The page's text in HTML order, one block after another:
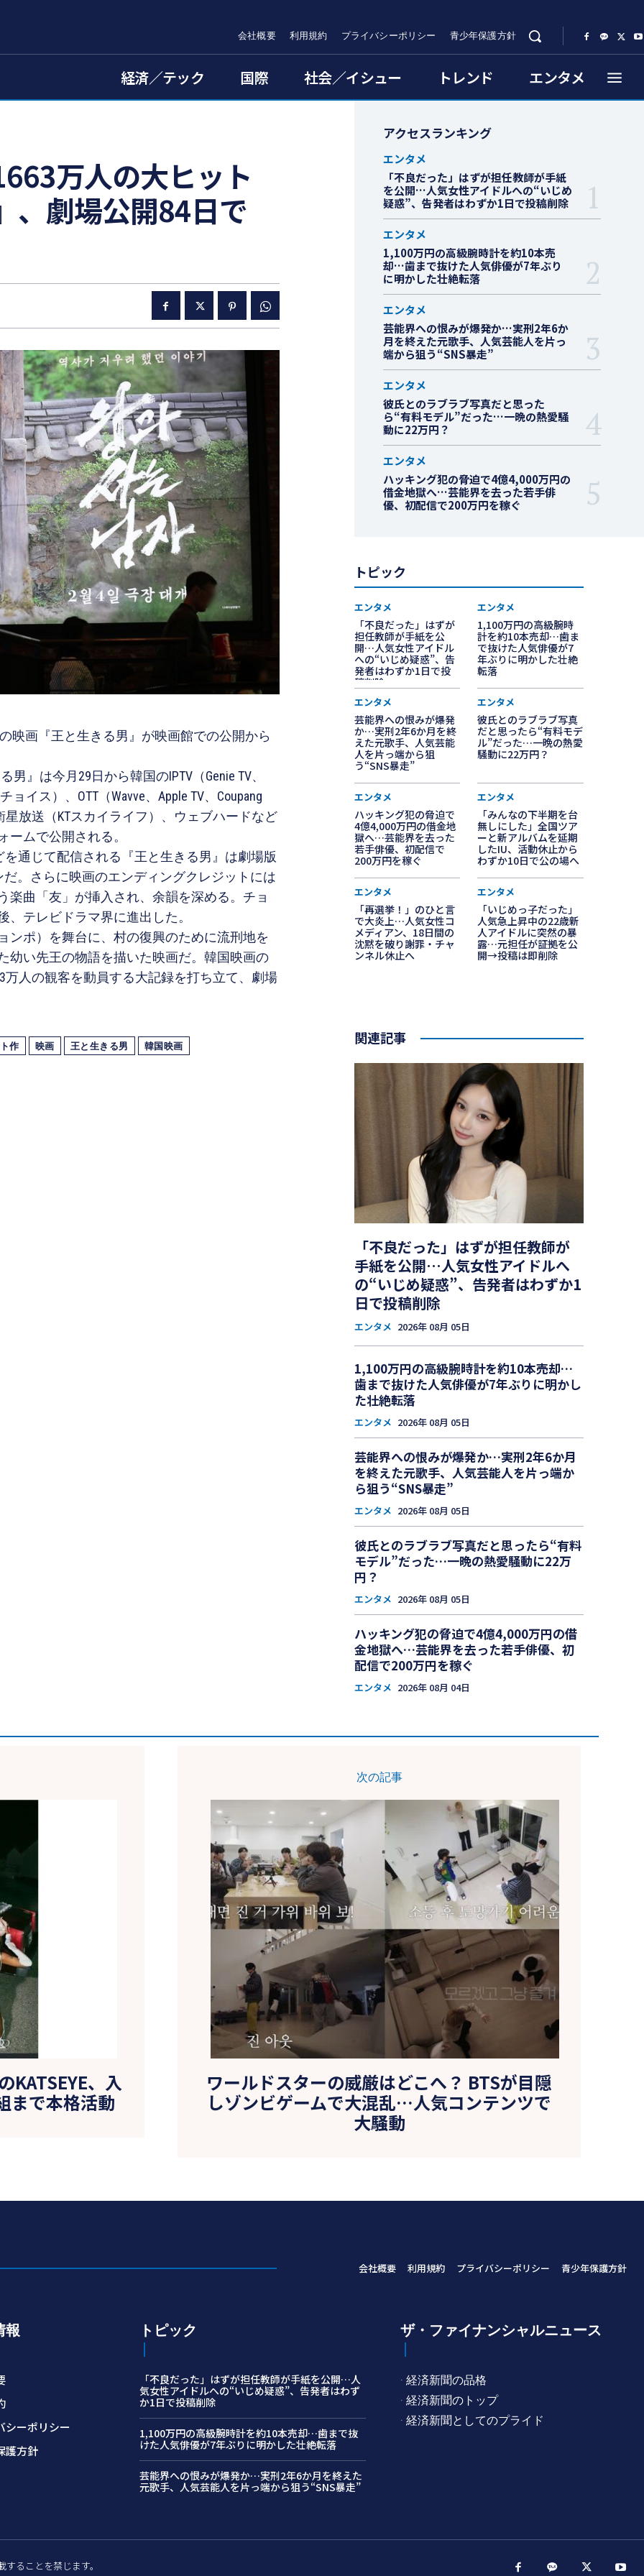
会社概要 利用規約 プライバシーポリシー 青少年保護方針
経済／テック 国際 社会／イシュー トレンド エンタメ
万人の大ヒット
、劇場公開84日で
映画『王と生きる男』が映画館での公開から
』は今月29日から韓国のIPTV（Genie TV、
イス）、OTT（Wavve、Apple TV、Coupang
星放送（KTスカイライフ）、ウェブハードなど
ムで公開される。
を通じて配信される『王と生きる男』は劇場版
。さらに映画のエンディングクレジットには
曲「友」が挿入され、余韻を深める。チョ
テレビドラマ界に進出した。
ンポ）を舞台に、村の復興のために流刑地を
幼い先王の物語を描いた映画だ。韓国映画の
人の観客を動員する大記録を打ち立て、劇場
作 映画 王と生きる男 韓国映画
アクセスランキング
エンタメ
「不良だった」はずが担任教師が手紙
を公開…人気女性アイドルへの“いじめ
疑惑”、告発者はわずか1日で投稿削除
エンタメ
1,100万円の高級腕時計を約10本売
却…歯まで抜けた人気俳優が7年ぶり
に明かした壮絶転落
エンタメ
芸能界への恨みが爆発か…実刑2年6か
月を終えた元歌手、人気芸能人を片っ
端から狙う“SNS暴走”
エンタメ
彼氏とのラブラブ写真だと思った
ら“有料モデル”だった…一晩の熱愛騒
動に22万円？
エンタメ
ハッキング犯の脅迫で4億4,000万円の
借金地獄へ…芸能界を去った若手俳
優、初配信で200万円を稼ぐ
トピック
エンタメ
「不良だった」はずが
担任教師が手紙を公
開…人気女性アイドル
への“いじめ疑惑”、告
発者はわずか1日で投
稿削除
エンタメ
1,100万円の高級腕時
計を約10本売却…歯ま
で抜けた人気俳優が7
年ぶりに明かした壮絶
転落
エンタメ
芸能界への恨みが爆発
か…実刑2年6か月を終
えた元歌手、人気芸能
人を片っ端から狙
う“SNS暴走”
エンタメ
彼氏とのラブラブ写真
だと思ったら“有料モデ
ル”だった…一晩の熱愛
騒動に22万円？
エンタメ
ハッキング犯の脅迫で
4億4,000万円の借金地
獄へ…芸能界を去った
若手俳優、初配信で
200万円を稼ぐ
エンタメ
「みんなの下半期を台
無しにした」全国ツア
ーと新アルバムを延期
したIU、活動休止から
わずか10日で公の場へ
エンタメ
「再選挙！」のひと言
で大炎上…人気女性コ
メディアン、18日間の
沈黙を破り謝罪・チャ
ンネル休止へ
エンタメ
「いじめっ子だった」
人気急上昇中の22歳新
人アイドルに突然の暴
露…元担任が証拠を公
開→投稿は即削除
関連記事
「不良だった」はずが担任教師が
手紙を公開…人気女性アイドルへ
の“いじめ疑惑”、告発者はわずか1
日で投稿削除
エンタメ 2026年 08月 05日
1,100万円の高級腕時計を約10本売却…
歯まで抜けた人気俳優が7年ぶりに明かし
た壮絶転落
エンタメ 2026年 08月 05日
芸能界への恨みが爆発か…実刑2年6か月
を終えた元歌手、人気芸能人を片っ端か
ら狙う“SNS暴走”
エンタメ 2026年 08月 05日
彼氏とのラブラブ写真だと思ったら“有料
モデル”だった…一晩の熱愛騒動に22万
円？
エンタメ 2026年 08月 05日
ハッキング犯の脅迫で4億4,000万円の借
金地獄へ…芸能界を去った若手俳優、初
配信で200万円を稼ぐ
エンタメ 2026年 08月 04日
KATSEYE、入
まで本格活動
次の記事
ワールドスターの威厳はどこへ？ BTSが目隠
しゾンビゲームで大混乱…人気コンテンツで
大騒動
会社概要 利用規約 プライバシーポリシー 青少年保護方針
報
シーポリシー
護方針
トピック
「不良だった」はずが担任教師が手紙を公開…人
気女性アイドルへの“いじめ疑惑”、告発者はわず
か1日で投稿削除
1,100万円の高級腕時計を約10本売却…歯まで抜
けた人気俳優が7年ぶりに明かした壮絶転落
芸能界への恨みが爆発か…実刑2年6か月を終えた
元歌手、人気芸能人を片っ端から狙う“SNS暴走”
ザ・ファイナンシャルニュース
· 経済新聞の品格
· 経済新聞のトップ
· 経済新聞としてのプライド
ることを禁じます。